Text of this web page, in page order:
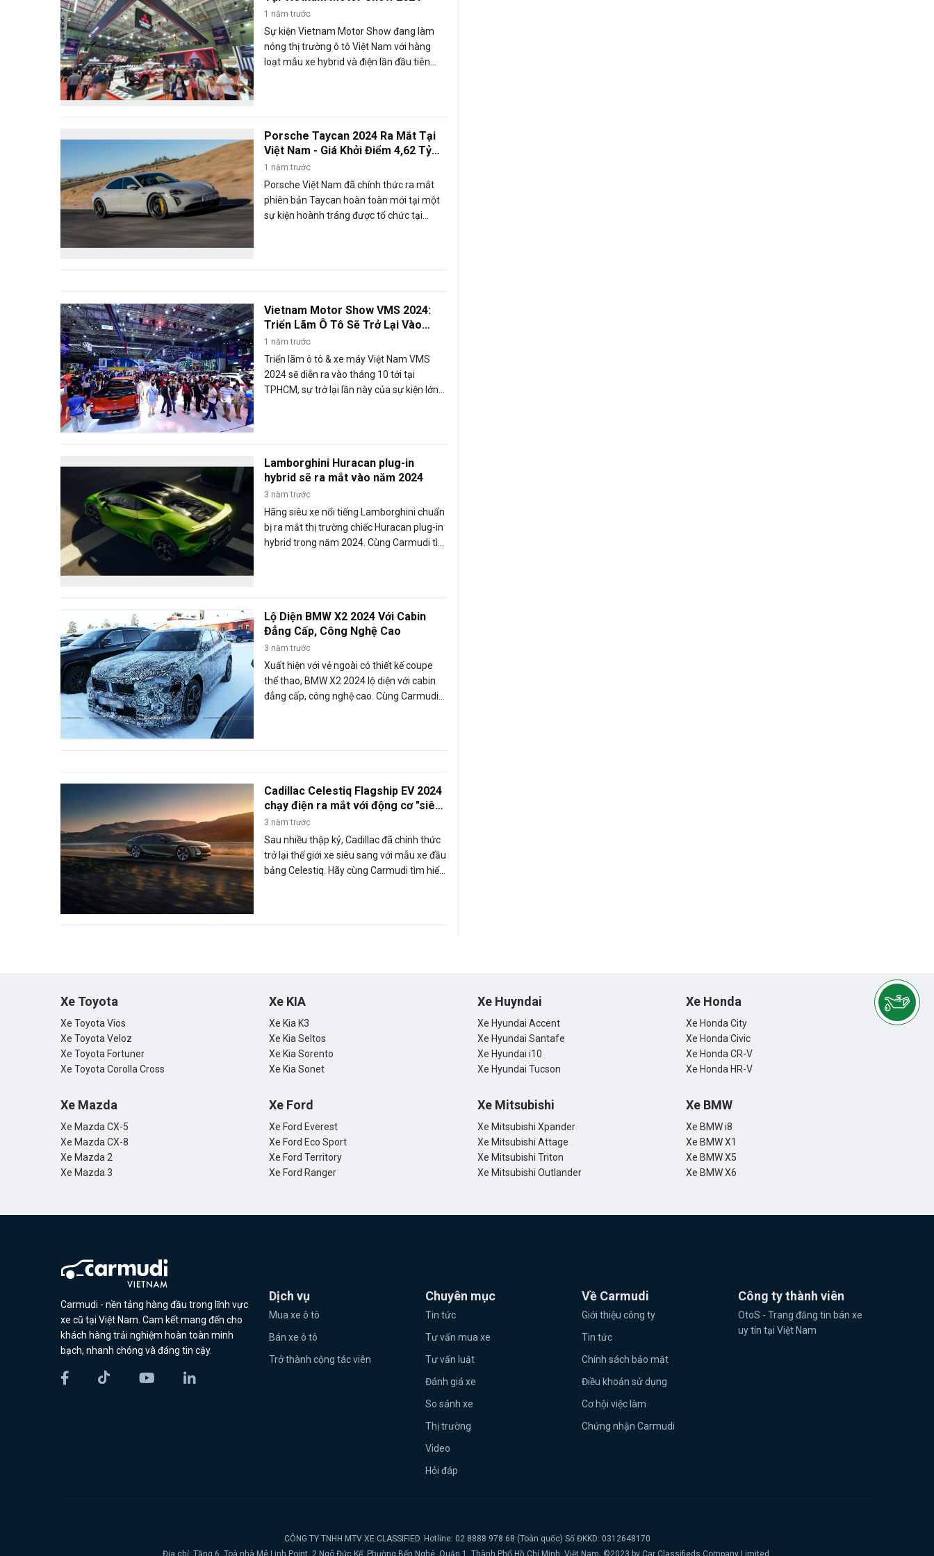
1 năm trước
Sự kiện Vietnam Motor Show đang làm
nóng thị trường ô tô Việt Nam với hàng
loạt mẫu xe hybrid và điện lần đầu tiên
Porsche Taycan 2024 Ra Mắt Tại
Việt Nam - Giá Khởi Điểm 4,62 Tỷ
Đồng
1 năm trước
Porsche Việt Nam đã chính thức ra mắt
phiên bản Taycan hoàn toàn mới tại một
sự kiện hoành tráng được tổ chức tại
Vietnam Motor Show VMS 2024:
Triển Lãm Ô Tô Sẽ Trở Lại Vào
Tháng 10/2024
1 năm trước
Triển lãm ô tô & xe máy Việt Nam VMS
2024 sẽ diễn ra vào tháng 10 tới tại
TPHCM, sự trở lại lần này của sự kiện lớn
Lamborghini Huracan plug-in
hybrid sẽ ra mắt vào năm 2024
3 năm trước
Hãng siêu xe nổi tiếng Lamborghini chuẩn
bị ra mắt thị trường chiếc Huracan plug-in
hybrid trong năm 2024. Cùng Carmudi tìm
Lộ Diện BMW X2 2024 Với Cabin
Đẳng Cấp, Công Nghệ Cao
3 năm trước
Xuất hiện với vẻ ngoài có thiết kế coupe
thể thao, BMW X2 2024 lộ diện với cabin
đẳng cấp, công nghệ cao. Cùng Carmudi
Cadillac Celestiq Flagship EV 2024
chạy điện ra mắt với động cơ "siêu
khủng"
3 năm trước
Sau nhiều thập kỷ, Cadillac đã chính thức
trở lại thế giới xe siêu sang với mẫu xe đầu
bảng Celestiq. Hãy cùng Carmudi tìm hiểu
Xe Toyota
Xe Toyota Vios
Xe Toyota Veloz
Xe Toyota Fortuner
Xe Toyota Corolla Cross
Xe KIA
Xe Kia K3
Xe Kia Seltos
Xe Kia Sorento
Xe Kia Sonet
Xe Huyndai
Xe Hyundai Accent
Xe Hyundai Santafe
Xe Hyundai i10
Xe Hyundai Tucson
Xe Honda
Xe Honda City
Xe Honda Civic
Xe Honda CR-V
Xe Honda HR-V
Xe Mazda
Xe Mazda CX-5
Xe Mazda CX-8
Xe Mazda 2
Xe Mazda 3
Xe Ford
Xe Ford Everest
Xe Ford Eco Sport
Xe Ford Territory
Xe Ford Ranger
Xe Mitsubishi
Xe Mitsubishi Xpander
Xe Mitsubishi Attage
Xe Mitsubishi Triton
Xe Mitsubishi Outlander
Xe BMW
Xe BMW i8
Xe BMW X1
Xe BMW X5
Xe BMW X6
Carmudi - nền tảng hàng đầu trong lĩnh vực
xe cũ tại Việt Nam. Cam kết mang đến cho
khách hàng trải nghiệm hoàn toàn minh
bạch, nhanh chóng và đáng tin cậy.
Dịch vụ
Mua xe ô tô
Bán xe ô tô
Trở thành cộng tác viên
Chuyên mục
Tin tức
Tư vấn mua xe
Tư vấn luật
Đánh giá xe
So sánh xe
Thị trường
Video
Hỏi đáp
Về Carmudi
Giới thiệu công ty
Tin tức
Chính sách bảo mật
Điều khoản sử dụng
Cơ hội việc làm
Chứng nhận Carmudi
Công ty thành viên
OtoS - Trang đăng tin bán xe
uy tín tại Việt Nam
CÔNG TY TNHH MTV XE CLASSIFIED. Hotline: 02 8888 978 68 (Toàn quốc) Số ĐKKD: 0312648170
Địa chỉ: Tầng 6, Toà nhà Mê Linh Point, 2 Ngô Đức Kế, Phường Bến Nghé, Quận 1, Thành Phố Hồ Chí Minh, Việt Nam. ©2023 by Car Classifieds Company Limited.